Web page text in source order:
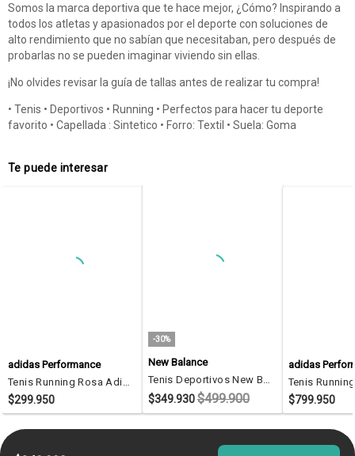
Somos la marca deportiva que te hace mejor, ¿Cómo? Inspirando a
todos los atletas y apasionados por el deporte con soluciones de
alto rendimiento que no sabían que necesitaban, pero después de
probarlas no se pueden imaginar viviendo sin ellas.
¡No olvides revisar la guía de tallas antes de realizar tu compra!
• Tenis • Deportivos • Running • Perfectos para hacer tu deporte
favorito • Capellada : Sintetico • Forro: Textil • Suela: Goma
Te puede interesar
adidas Performance
Tenis Running Rosa Adidas Runfalcon 6 Mujer
$299.950
-30%
New Balance
Tenis Deportivos New Balance 408 Originales Blanco Unisex
$349.930$499.900
adidas
$799.950